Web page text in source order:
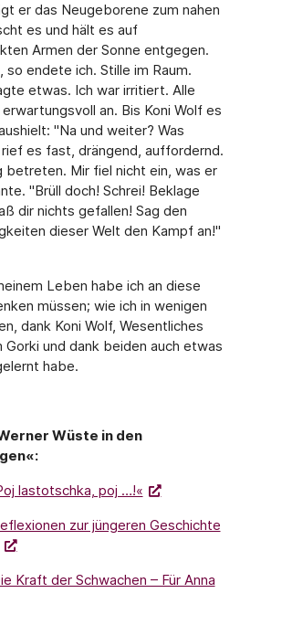
er das Neugeborene zum nahen
es und hält es auf
Armen der Sonne entgegen.
so endete ich. Stille im Raum.
etwas. Ich war irritiert. Alle
an. Bis Koni Wolf es
"Na und weiter? Was
es fast, drängend, auffordernd.
betreten. Mir fiel nicht ein, was er
"Brüll doch! Schrei! Beklage
dir nichts gefallen! Sag den
dieser Welt den Kampf an!"
Leben habe ich an diese
müssen; wie ich in wenigen
dank Koni Wolf, Wesentliches
Gorki und dank beiden auch etwas
habe.
Wüste in den
lastotschka, poj …!«
zur jüngeren Geschichte
Kraft der Schwachen – Für Anna